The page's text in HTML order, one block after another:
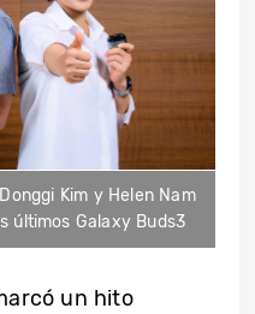
Kim y Helen Nam
últimos Galaxy Buds3
un hito